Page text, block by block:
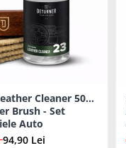
Cleaner 500
Brush - Set
Auto
94,90 Lei